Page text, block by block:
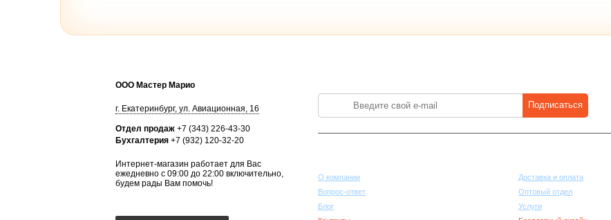
ООО Мастер Марио
г. Екатеринбург, ул. Авиационная, 16
Отдел продаж +7 (343) 226-43-30
Бухгалтерия +7 (932) 120-32-20
Интернет-магазин работает для Вас
ежедневно с 09:00 до 22:00 включительно,
будем рады Вам помочь!
Подписаться
О компании
Вопрос-ответ
Блог
Доставка и оплата
Оптовый отдел
Услуги